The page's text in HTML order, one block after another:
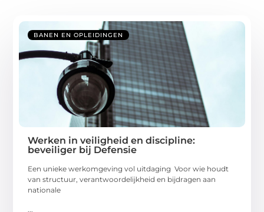
BANEN EN OPLEIDINGEN
Werken in veiligheid en discipline:
beveiliger bij Defensie
Een unieke werkomgeving vol uitdaging Voor wie houdt
van structuur, verantwoordelijkheid en bijdragen aan
nationale